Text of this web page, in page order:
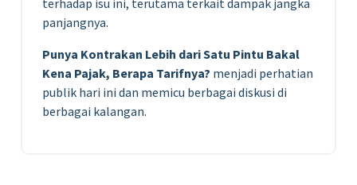
terhadap isu ini, terutama terkait dampak jangka
panjangnya.
Punya Kontrakan Lebih dari Satu Pintu Bakal
Kena Pajak, Berapa Tarifnya? menjadi perhatian
publik hari ini dan memicu berbagai diskusi di
berbagai kalangan.